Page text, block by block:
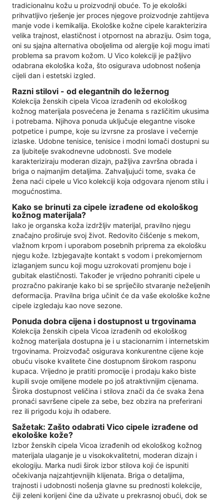
tradicionalnu kožu u proizvodnji obuće. To je ekološki
prihvatljivo rješenje jer proces njegove proizvodnje zahtijeva
manje vode i kemikalija. Ekološke kožne cipele karakterizira
velika trajnost, elastičnost i otpornost na abraziju. Osim toga,
oni su sjajna alternativa oboljelima od alergije koji mogu imati
problema sa pravom kožom. U Vico kolekciji je pažljivo
odabrana ekološka koža, što osigurava udobnost nošenja
cijeli dan i estetski izgled.
Razni stilovi - od elegantnih do ležernog
Kolekcija ženskih cipela Vicoa izrađenih od ekološkog
kožnog materijala posvećena je ženama s različitim ukusima
i potrebama. Njihova ponuda uključuje elegantne visoke
potpetice i pumpe, koje su izvrsne za proslave i večernje
izlaske. Udobne tenisice, tenisice i modni lomači dostupni su
za ljubitelje svakodnevne udobnosti. Sve modele
karakteriziraju moderan dizajn, pažljiva završna obrada i
briga o najmanjim detaljima. Zahvaljujući tome, svaka će
žena naći cipele u Vico kolekciji koja odgovara njenom stilu i
mogućnostima.
Kako se brinuti za cipele izrađene od ekološkog
kožnog materijala?
Iako je organska koža izdržljiv materijal, pravilno njegu
značajno proširuje svoj život. Redovito čišćenje s mekom,
vlažnom krpom i uporabom posebnih priprema za ekološku
njegu kože. Izbjegavajte kontakt s vodom i prekomjernom
izlaganjem suncu koji mogu uzrokovati promjenu boje i
gubitak elastičnosti. Također je vrijedno pohraniti cipele u
prozračno pakiranje kako bi se spriječilo stvaranje neželjenih
deformacija. Pravilna briga učinit će da vaše ekološke kožne
cipele izgledaju kao nove sezone.
Ponuda dobra cijena i dostupnost u trgovinama
Kolekcija ženskih cipela Vicoa izrađenih od ekološkog
kožnog materijala dostupna je i u stacionarnim i internetskim
trgovinama. Proizvođač osigurava konkurentne cijene koje
obuću visoke kvalitete čine dostupnom širokom rasponu
kupaca. Vrijedno je pratiti promocije i prodaju kako biste
kupili svoje omiljene modele po još atraktivnijim cijenama.
Široka dostupnost veličina i stilova znači da će svaka žena
pronaći savršene cipele za sebe, bez obzira na preferirani
rez ili prigodu koju ih odabere.
Sažetak: Zašto odabrati Vico cipele izrađene od
ekološke kože?
Izbor ženskih cipela Vicoa izrađenih od ekološkog kožnog
materijala ulaganje je u visokokvalitetni, moderan dizajn i
ekologiju. Marka nudi širok izbor stilova koji će ispuniti
očekivanja najzahtjevnijih klijenata. Briga o detaljima,
trajnosti i udobnosti nošenja glavne su prednosti kolekcije,
čiji zeleni korijeni čine da uživate u prekrasnoj obući, dok se